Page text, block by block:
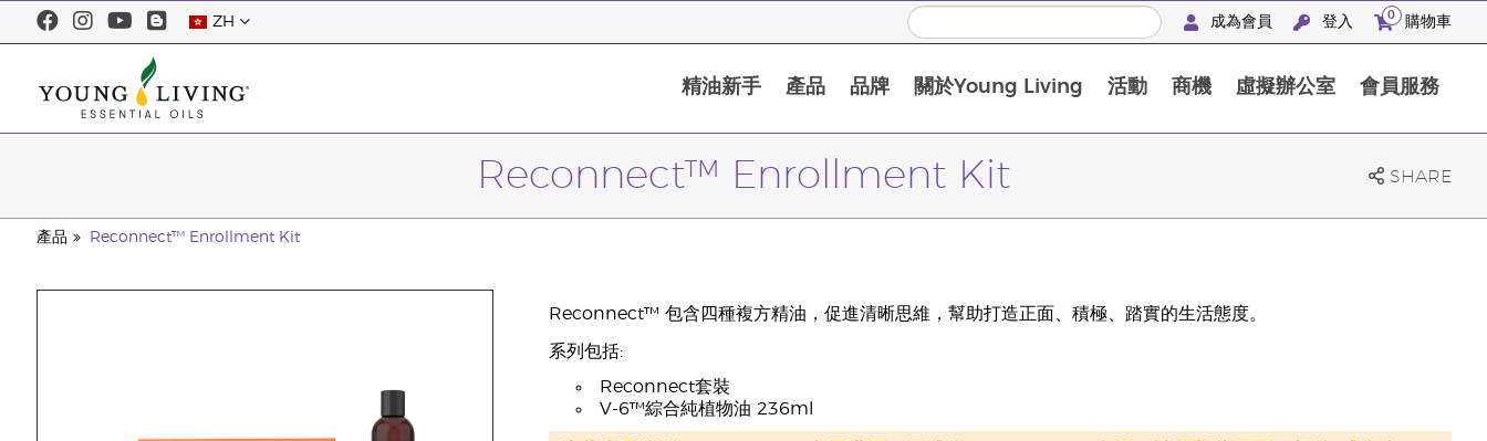
ZH 成為會員 登入 0 購物車
精油新手 產品 品牌 關於Young Living 活動 商機 虛擬辦公室 會員服務
Reconnect™ Enrollment Kit SHARE
產品 Reconnect™ Enrollment Kit
Reconnect™ 包含四種複方精油，促進清晰思維，幫助打造正面、積極、踏實的生活態度。
系列包括:
Reconnect套裝
V-6™綜合純植物油 236ml